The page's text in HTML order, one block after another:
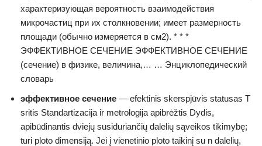
характеризующая вероятность взаимодействия
микрочастиц при их столкновении; имеет размерность
площади (обычно измеряется в см2). * * *
ЭФФЕКТИВНОЕ СЕЧЕНИЕ ЭФФЕКТИВНОЕ СЕЧЕНИЕ
(сечение) в физике, величина,… … Энциклопедический
словарь
эффективное сечение — efektinis skerspjūvis statusas T
sritis Standartizacija ir metrologija apibrėžtis Dydis,
apibūdinantis dviejų susiduriančių dalelių sąveikos tikimybę;
turi ploto dimensiją. Jei į vienetinio ploto taikinį su n dalelių,